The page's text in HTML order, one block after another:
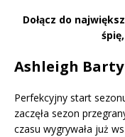
Dołącz do
Ashleigh Barty
Perfekcyjny start
zaczęła sezon
czasu wygrywała już